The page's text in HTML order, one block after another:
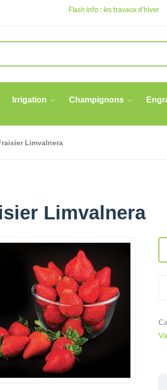
Flash info : les travaux d’hiver
Irrigation Champignons
Limvalnera
Limvalnera